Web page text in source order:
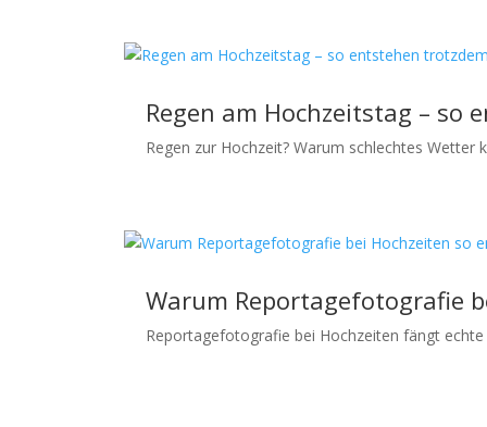
Regen am Hochzeitstag –
Regen zur Hochzeit? Warum schlechtes
Warum Reportagefotografie
Reportagefotografie bei Hochzeiten fängt